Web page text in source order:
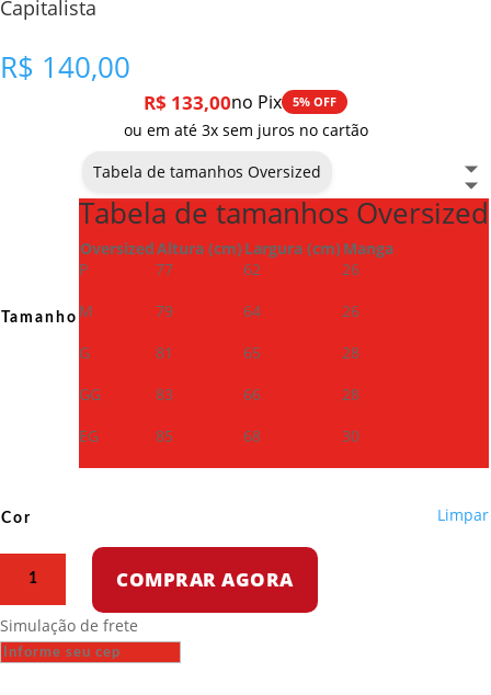
Capitalista
R$ 140,00
R$ 133,00no Pix 5% OFF
ou em até 3x sem juros no cartão
Tamanho
Tabela de tamanhos Oversized
Tabela de tamanhos Oversized
OversizedAltura (cm) Largura (cm) Manga
P
77 62
26
M
79 64
26
G
81 65
28
GG
83 66
28
EG
85 68 30
Cor Limpar
Pirâmide
do
COMPRAR AGORA
Simulação de frete